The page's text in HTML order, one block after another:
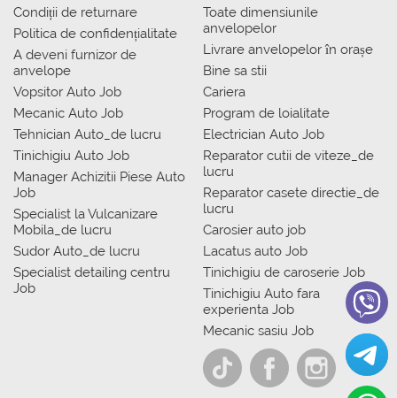
Condiții de returnare
Politica de confidențialitate
A deveni furnizor de
anvelope
Vopsitor Auto Job
Mecanic Auto Job
Tehnician Auto_de lucru
Tinichigiu Auto Job
Manager Achizitii Piese Auto
Job
Specialist la Vulcanizare
Mobila_de lucru
Sudor Auto_de lucru
Specialist detailing centru
Job
Toate dimensiunile
anvelopelor
Livrare anvelopelor în orașe
Bine sa stii
Cariera
Program de loialitate
Electrician Auto Job
Reparator cutii de viteze_de
lucru
Reparator casete directie_de
lucru
Carosier auto job
Lacatus auto Job
Tinichigiu de caroserie Job
Tinichigiu Auto fara
experienta Job
Mecanic sasiu Job